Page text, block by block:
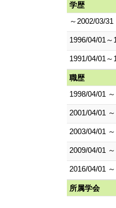
学歴
～2002/03/31
1996/04/01～
1991/04/01～
職歴
1998/04/01
2001/04/01
2003/04/01
2009/04/01
2016/04/01
所属学会